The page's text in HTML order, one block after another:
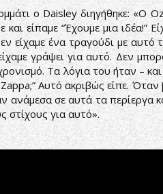
ο Daisley διηγήθηκε: «Ο
είπαμε “Έχουμε μια ιδέα!”
είχαμε ένα τραγούδι με
γράψει για αυτό. Δεν
Τα λόγια του ήταν –
Zappa;” Αυτό ακριβώς είπε.
ανάμεσα σε αυτά τα περίεργα
στίχους για αυτό».